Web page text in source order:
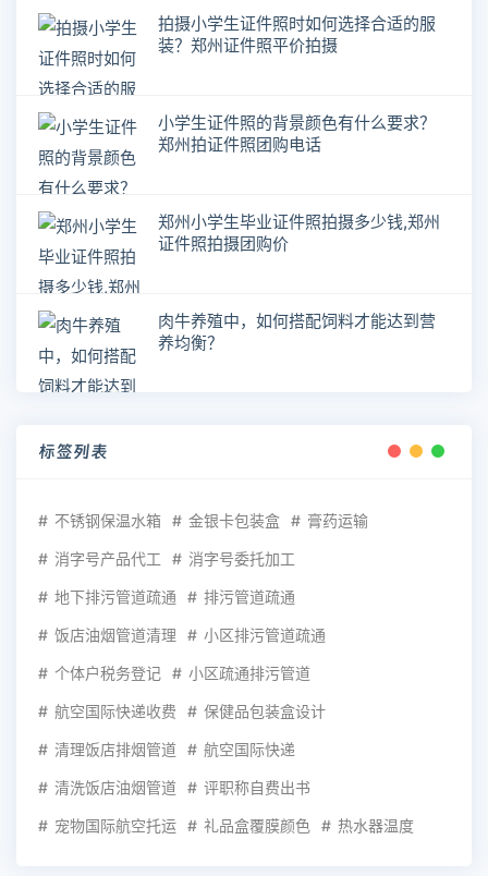
拍摄小学生证件照时如何选择合适的服
装？郑州证件照平价拍摄
小学生证件照的背景颜色有什么要求？
郑州拍证件照团购电话
郑州小学生毕业证件照拍摄多少钱,郑州
证件照拍摄团购价
肉牛养殖中，如何搭配饲料才能达到营
养均衡？
标签列表
不锈钢保温水箱 金银卡包装盒 膏药运输
消字号产品代工 消字号委托加工
地下排污管道疏通 排污管道疏通
饭店油烟管道清理 小区排污管道疏通
个体户税务登记 小区疏通排污管道
航空国际快递收费 保健品包装盒设计
清理饭店排烟管道 航空国际快递
清洗饭店油烟管道 评职称自费出书
宠物国际航空托运 礼品盒覆膜颜色 热水器温度